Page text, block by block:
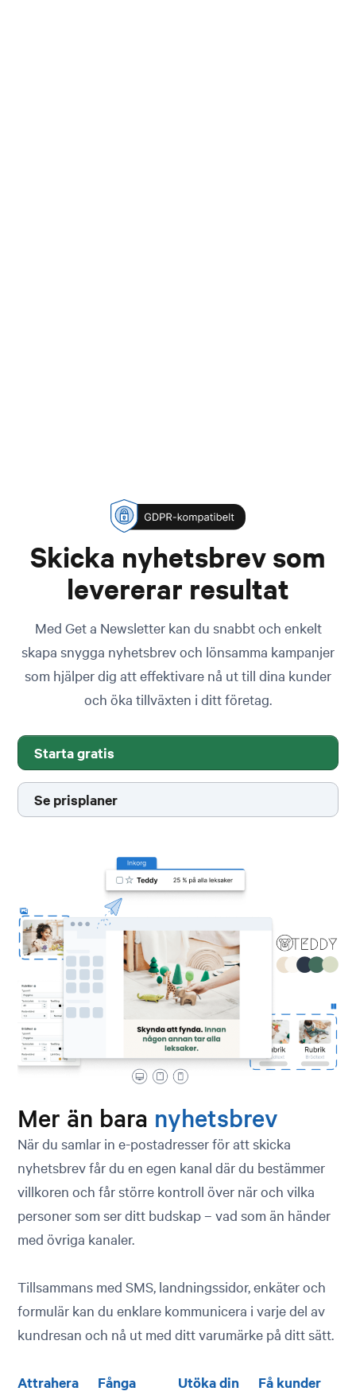
Skicka nyhetsbrev som
levererar resultat
Med Get a Newsletter kan du snabbt och enkelt
skapa snygga nyhetsbrev och lönsamma kampanjer
som hjälper dig att effektivare nå ut till dina kunder
och öka tillväxten i ditt företag.
Starta gratis
Se prisplaner
Mer än bara nyhetsbrev
När du samlar in e-postadresser för att skicka
nyhetsbrev får du en egen kanal där du bestämmer
villkoren och får större kontroll över när och vilka
personer som ser ditt budskap – vad som än händer
med övriga kanaler.
Tillsammans med SMS, landningssidor, enkäter och
formulär kan du enklare kommunicera i varje del av
kundresan och nå ut med ditt varumärke på ditt sätt.
Attrahera
Fånga
Utöka din
Få kunder